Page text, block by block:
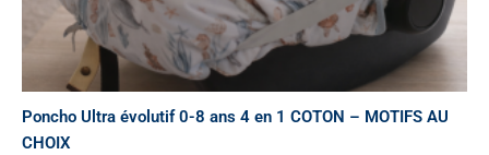
Poncho Ultra évolutif 0-8 ans 4 en 1 COTON – MOTIFS AU
CHOIX
produit